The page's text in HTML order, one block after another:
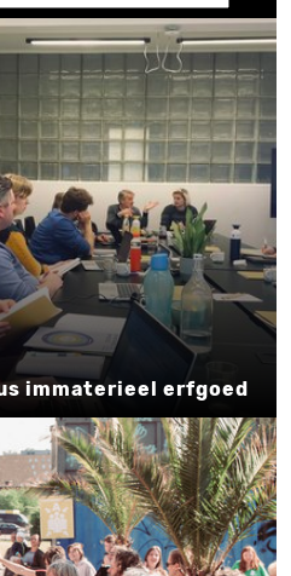
immaterieel erfgoed